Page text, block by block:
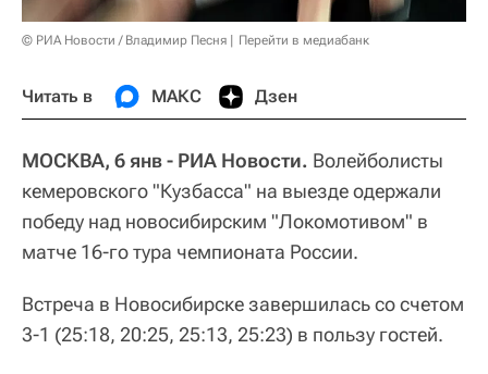
© РИА Новости / Владимир Песня Перейти в медиабанк
Читать в МАКС Дзен
МОСКВА, 6 янв - РИА Новости. Волейболисты
кемеровского "Кузбасса" на выезде одержали
победу над новосибирским "Локомотивом" в
матче 16-го тура чемпионата России.
Встреча в Новосибирске завершилась со счетом
3-1 (25:18, 20:25, 25:13, 25:23) в пользу гостей.